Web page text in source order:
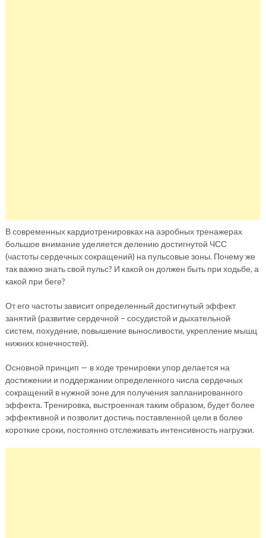
В современных кардиотренировках на аэробных тренажерах
большое внимание уделяется делению достигнутой ЧСС
(частоты сердечных сокращений) на пульсовые зоны. Почему же
так важно знать свой пульс? И какой он должен быть при ходьбе, а
какой при беге?
От его частоты зависит определенный достигнутый эффект
занятий (развитие сердечной – сосудистой и дыхательной
систем, похудение, повышение выносливости, укрепление мышц
нижних конечностей).
Основной принцип — в ходе тренировки упор делается на
достижении и поддержании определенного числа сердечных
сокращений в нужной зоне для получения запланированного
эффекта. Тренировка, выстроенная таким образом, будет более
эффективной и позволит достичь поставленной цели в более
короткие сроки, постоянно отслеживать интенсивность нагрузки.